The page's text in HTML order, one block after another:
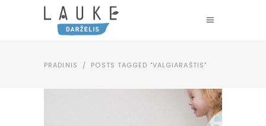
PRADINIS / POSTS TAGGED "VALGIARAŠTIS"